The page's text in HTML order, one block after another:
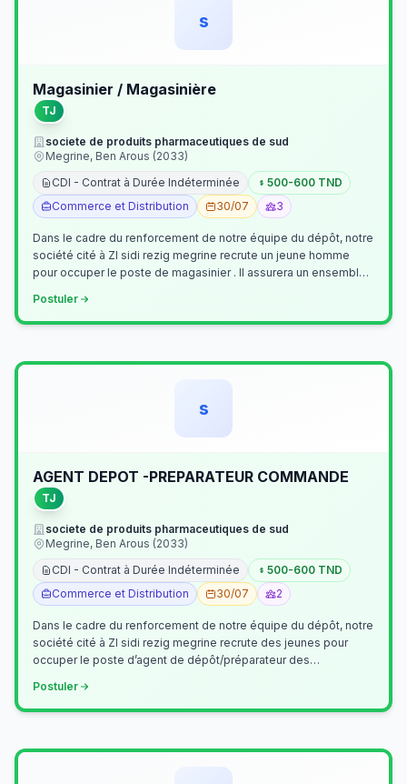
s
Magasinier / Magasinière
TJ
societe de produits pharmaceutiques de sud
Megrine, Ben Arous (2033)
CDI - Contrat à Durée Indéterminée
500-600 TND
Commerce et Distribution
30/07 3
Dans le cadre du renforcement de notre équipe du dépôt, notre
société cité à ZI sidi rezig megrine recrute un jeune homme
pour occuper le poste de magasinier . Il assurera un ensemble
Postuler
s
AGENT DEPOT -PREPARATEUR COMMANDE
TJ
societe de produits pharmaceutiques de sud
Megrine, Ben Arous (2033)
CDI - Contrat à Durée Indéterminée
500-600 TND
Commerce et Distribution
30/07 2
Dans le cadre du renforcement de notre équipe du dépôt, notre
société cité à ZI sidi rezig megrine recrute des jeunes pour
occuper le poste d’agent de dépôt/préparateur des
Postuler